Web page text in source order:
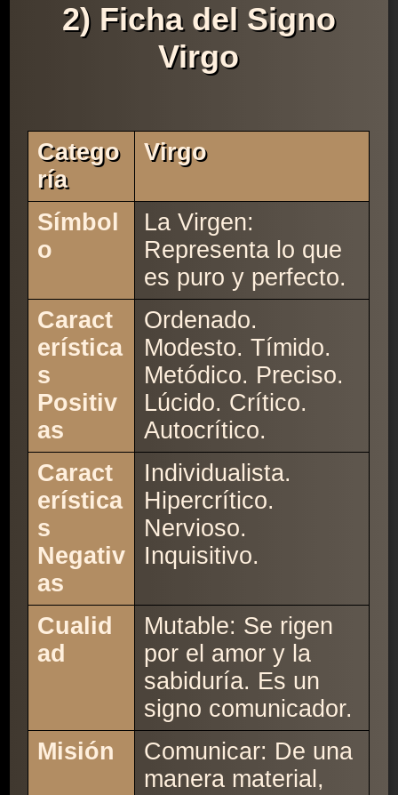
2) Ficha del Signo
Virgo
Catego
Ría
Virgo
Símbol
o
La Virgen:
Representa lo que
es puro y perfecto.
Caract
erística
s
Positiv
as
Ordenado.
Modesto. Tímido.
Metódico. Preciso.
Lúcido. Crítico.
Autocrítico.
Caract
erística
s
Negativ
as
Individualista.
Hipercrítico.
Nervioso.
Inquisitivo.
Cualid
ad
Mutable: Se rigen
por el amor y la
sabiduría. Es un
signo comunicador.
Misión
Comunicar: De una
manera material,